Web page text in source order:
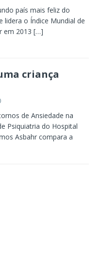
país mais feliz do
o Índice Mundial de
em 2013 […]
criança
de Ansiedade na
Psiquiatria do Hospital
Asbahr compara a